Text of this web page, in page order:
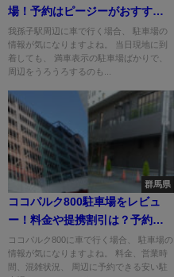
場！予約はピージーがおすす
め！
我孫子駅周辺に車で行く場合、 駐車場の
情報が気になりますよね。 当日現地に到
着しても、 満車表示の駐車場ばかりで、
周辺をうろうろするのも...
群馬県
ココパルク800駐車場をレビュ
ー！料金や提携割引は？予約で
きる？
ココパルク800に車で行く場合、 駐車場の
情報が気になりますよね。 料金、営業時
間、混雑状況、 周辺に予約できる安い駐